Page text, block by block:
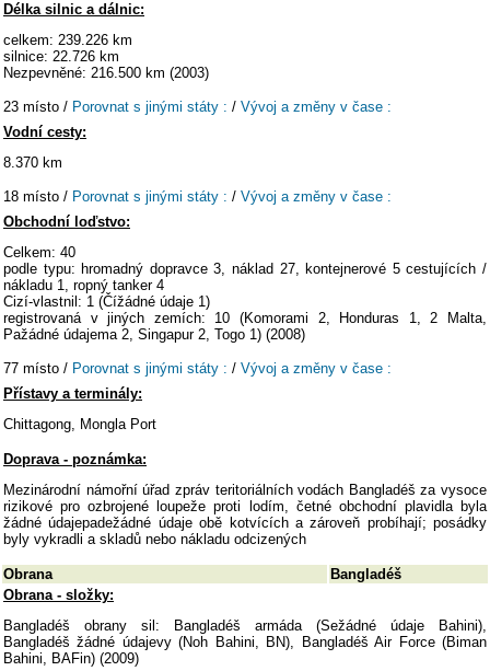
Délka silnic a dálnic:
celkem: 239.226 km
silnice: 22.726 km
Nezpevněné: 216.500 km (2003)
23 místo / Porovnat s jinými státy : / Vývoj a změny v čase :
Vodní cesty:
8.370 km
18 místo / Porovnat s jinými státy : / Vývoj a změny v čase :
Obchodní loďstvo:
Celkem: 40
podle typu: hromadný dopravce 3, náklad 27, kontejnerové 5 cestujících /
nákladu 1, ropný tanker 4
Cizí-vlastnil: 1 (Čížádné údaje 1)
registrovaná v jiných zemích: 10 (Komorami 2, Honduras 1, 2 Malta,
Pažádné údajema 2, Singapur 2, Togo 1) (2008)
77 místo / Porovnat s jinými státy : / Vývoj a změny v čase :
Přístavy a terminály:
Chittagong, Mongla Port
Doprava - poznámka:
Mezinárodní námořní úřad zpráv teritoriálních vodách Bangladéš za vysoce
rizikové pro ozbrojené loupeže proti lodím, četné obchodní plavidla byla
žádné údajepadežádné údaje obě kotvících a zároveň probíhají; posádky
byly vykradli a skladů nebo nákladu odcizených
Obrana
Bangladéš
Obrana - složky:
Bangladéš obrany sil: Bangladéš armáda (Sežádné údaje Bahini),
Bangladéš žádné údajevy (Noh Bahini, BN), Bangladéš Air Force (Biman
Bahini, BAFin) (2009)